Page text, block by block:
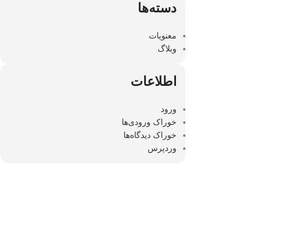
دسته‌ها
معنویات
وبلاگ
اطلاعات
ورود
خوراک ورودی‌ها
خوراک دیدگاه‌ها
وردپرس